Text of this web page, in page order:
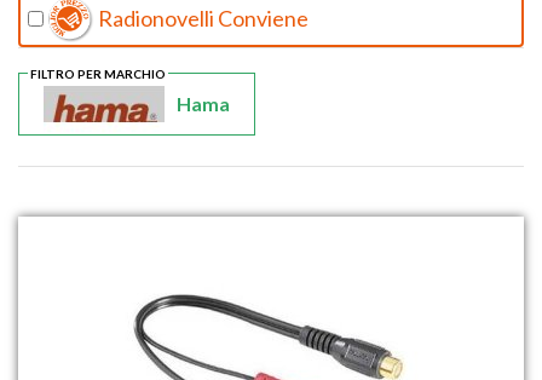
Radionovelli Conviene
Hama
FILTRO PER MARCHIO